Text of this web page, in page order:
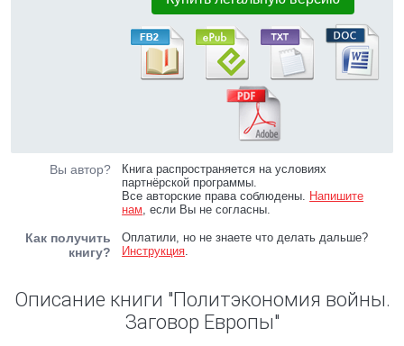
Вы автор?
Книга распространяется на условиях
партнёрской программы.
Все авторские права соблюдены. Напишите
нам, если Вы не согласны.
Как получить
книгу?
Оплатили, но не знаете что делать дальше?
Инструкция.
Описание книги "Политэкономия войны.
Заговор Европы"